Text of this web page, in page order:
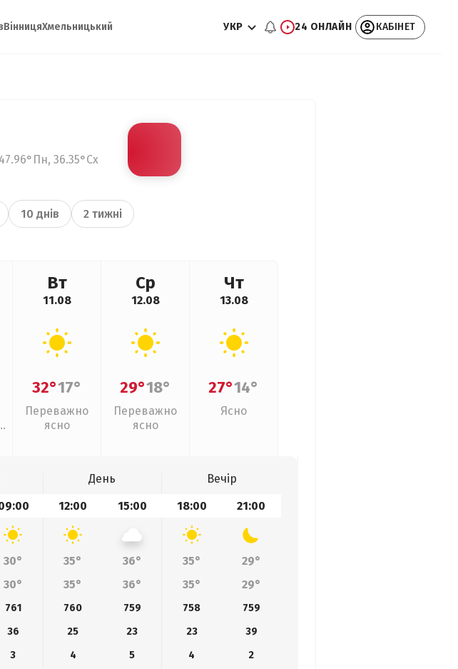
ВінницяХмельницький УКР 24 ОНЛАЙН КАБІНЕТ
36.35°Сх
10 днів 2 тижні
Вт
11.08
32°17°
Переважно
ясно
Ср
12.08
29°18°
Переважно
ясно
Чт
13.08
27°14°
Ясно
День
Вечір
12:00 15:00 18:00 21:00
30° 35° 36° 35°
29°
30° 35° 36° 35° 29°
761 760 759 758
759
36 25 23 23
39
3 4 5 4
2